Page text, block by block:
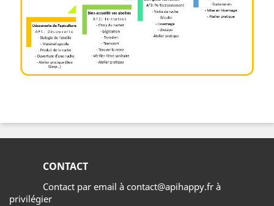
CONTACT
Contact par email à contact@apihappy.fr à
privilégier